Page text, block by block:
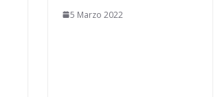
5 Marzo 2022